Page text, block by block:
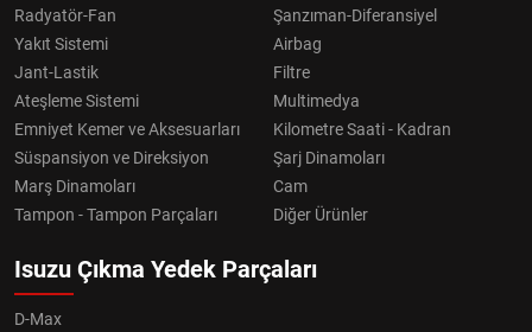
Radyatör-Fan
Şanzıman-Diferansiyel
Yakıt Sistemi
Airbag
Jant-Lastik
Filtre
Ateşleme Sistemi
Multimedya
Emniyet Kemer ve Aksesuarları
Kilometre Saati - Kadran
Süspansiyon ve Direksiyon
Şarj Dinamoları
Marş Dinamoları
Cam
Tampon - Tampon Parçaları
Diğer Ürünler
Isuzu Çıkma Yedek Parçaları
D-Max